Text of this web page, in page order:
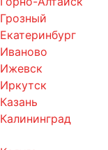
Грозный
Екатеринбург
Иваново
Ижевск
Иркутск
Казань
Калининград